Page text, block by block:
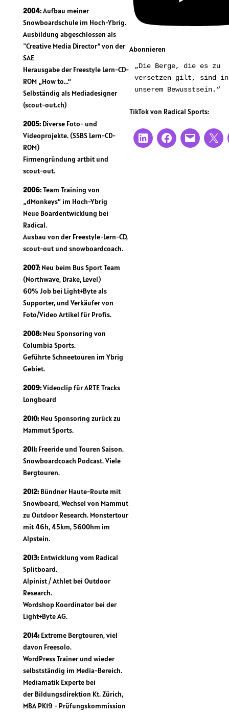
2004:Aufbau meiner
Snowboardschule im Hoch-Ybrig.
Ausbildung abgeschlossen als
"Creative Media Director” von der
SAE
Herausgabe der Freestyle Lern-CD-
ROM „How to...“
Selbständig als Mediadesigner
(scout-out.ch)
2005:Diverse Foto- und
Videoprojekte. (SSBS Lern-CD-
ROM)
Firmengründung artbit und
scout-out.
2006:Team Training von
„dMonkeys“ im Hoch-Ybrig
Neue Boardentwicklung bei
Radical.
Ausbau von der Freestyle-Lern-CD,
scout-out und snowboardcoach.
2007:Neu beim Bus Sport Team
(Northwave, Drake, Level)
60% Job bei Light+Byte als
Supporter, und Verkäufer von
Foto/Video Artikel für Profis.
2008:Neu Sponsoring von
Columbia Sports.
Geführte Schneetouren im Ybrig
Gebiet.
2009:Videoclip für ARTE Tracks
Longboard
2010:Neu Sponsoring zurück zu
Mammut Sports.
2011:Freeride und Touren Saison.
Snowboardcoach Podcast. Viele
Bergtouren.
2012:Bündner Haute-Route mit
Snowboard, Wechsel von Mammut
zu Outdoor Research. Monstertour
mit 46h, 45km, 5600hm im
Alpstein.
2013:Entwicklung vom Radical
Splitboard.
Alpinist / Athlet bei Outdoor
Research.
Wordshop Koordinator bei der
Light+Byte AG.
2014:Extreme Bergtouren, viel
davon Freesolo.
WordPress Trainer und wieder
selbstständig im Media-Bereich.
Mediamatik Experte bei
der Bildungsdirektion Kt. Zürich,
MBA PK19 - Prüfungskommission
Abonnieren
„Die Berge, die es zu
versetzen gilt, sind in
unserem Bewusstsein.“
TikTok von Radical Sports: